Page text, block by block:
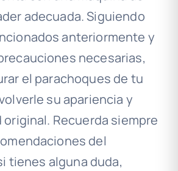
adecuada. Siguiendo
anteriormente y
necesarias,
el parachoques de tu
su apariencia y
Recuerda siempre
del
tienes alguna duda,